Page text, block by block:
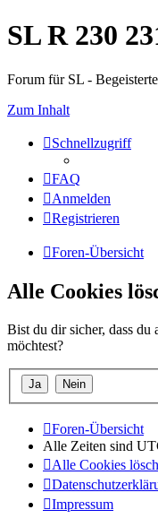
SL R 230
Forum für SL - Begeisterte
Zum Inhalt
Schnellzugriff
FAQ
Anmelden
Registrieren
Foren-Übersicht
Alle Cookies
Bist du dir sicher, dass du
möchtest?
Foren-Übersicht
Alle Zeiten sind
Alle Cookies
Impressum